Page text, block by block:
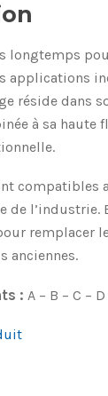
longtemps
applications
réside dans
à sa haute
compatibles
de l’industrie.
remplacer
anciennes.
: A – B – C –